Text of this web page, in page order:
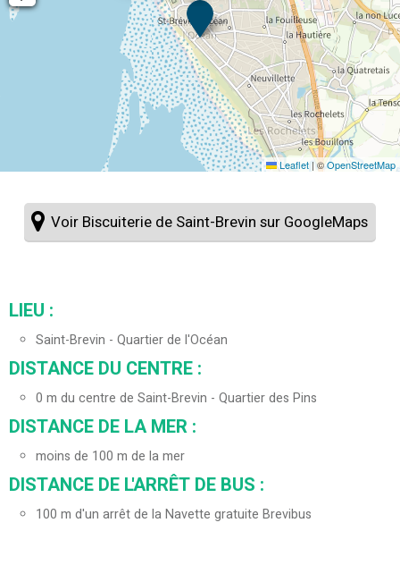
Leaflet | ©OpenStreetMap
Voir Biscuiterie de Saint-Brevin sur GoogleMaps
LIEU :
Saint-Brevin - Quartier de l'Océan
DISTANCE DU CENTRE :
0 m du centre de Saint-Brevin - Quartier des Pins
DISTANCE DE LA MER :
moins de 100 m de la mer
DISTANCE DE L'ARRÊT DE BUS :
100 m d'un arrêt de la Navette gratuite Brevibus